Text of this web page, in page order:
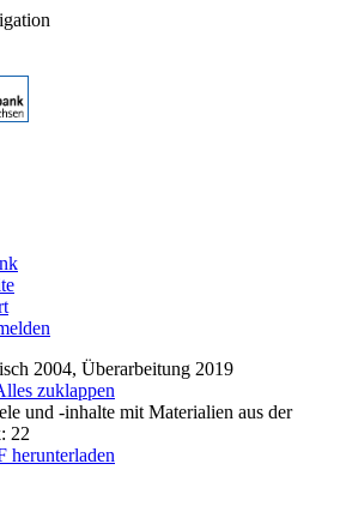
2004, Überarbeitung 2019
zuklappen
und -inhalte mit Materialien aus der
22
herunterladen